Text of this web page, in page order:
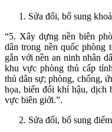
Sửa đổi, bổ sung
“5. Xây dựng nền biên
dân trong nền quốc phòng
gắn với nền an ninh nhân
khu vực phòng thủ cấp
thủ dân sự; phòng, chống,
họa, biến đổi khí hậu, dịch
vực biên giới.”.
Sửa đổi, bổ sung